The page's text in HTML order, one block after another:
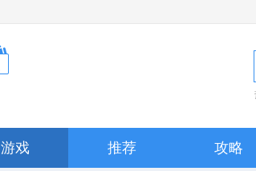
游戏 推荐 攻略